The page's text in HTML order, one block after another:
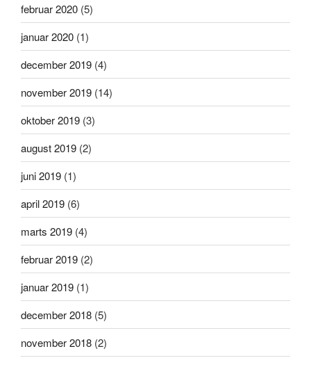
februar 2020 (5)
januar 2020 (1)
december 2019 (4)
november 2019 (14)
oktober 2019 (3)
august 2019 (2)
juni 2019 (1)
april 2019 (6)
marts 2019 (4)
februar 2019 (2)
januar 2019 (1)
december 2018 (5)
november 2018 (2)